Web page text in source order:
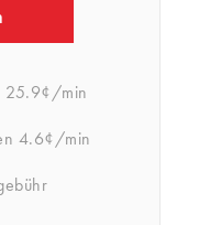
25.9¢/min
4.6¢/min